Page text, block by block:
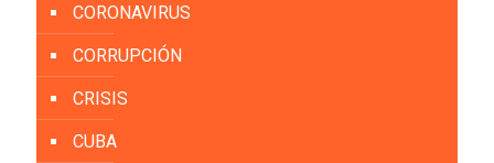
CORONAVIRUS
CORRUPCIÓN
CRISIS
CUBA